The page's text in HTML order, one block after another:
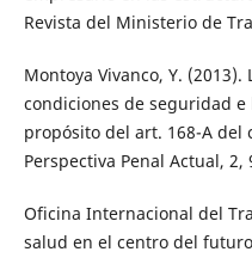
Revista del Ministerio de
Montoya Vivanco, Y.
condiciones de seguridad
propósito del art. 168-A del
Perspectiva Penal Actual, 2,
Oficina Internacional del
salud en el centro del